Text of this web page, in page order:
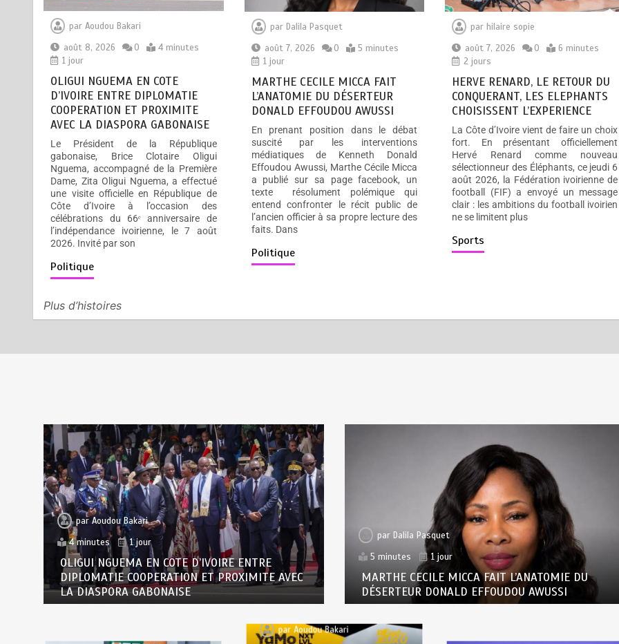
MARTHE CECILE MICCA FAIT
L’ANATOMIE DU DÉSERTEUR
août 7, 2026
1 jour
3
HERVE RENARD, LE RETOUR DU
CONQUERANT, LES ELEPHANTS
CHOISISSENT L’EXPERIENCE
août 7, 2026 0
6 minutes
2 jours
4
EBOLOWA JEUX
UNIVERSITAIRES : SAMUEL
ETO’O ELECTRISE L’OUVERTURE
SPORTIVE
août 6, 2026 0
5 minutes
août 4, 2026 1
10 minutes
5 jours
parAoudou Bakari
août 8, 2026
0
4 minutes
1 jour
OLIGUI NGUEMA EN COTE
D’IVOIRE ENTRE DIPLOMATIE
COOPERATION ET PROXIMITE
AVEC LA DIASPORA GABONAISE
Le Président de la République
gabonaise, Brice Clotaire Oligui
Nguema, accompagné de la Première
Dame, Zita Oligui Nguema, a effectué
une visite officielle en République de
Côte d’Ivoire à l’occasion des
célébrations du 66ᵉ anniversaire de
l’indépendance ivoirienne, le 7 août
2026. Invité par son
Politique
par Dalila Pasquet
août 7, 2026
0
5 minutes
1 jour
MARTHE CECILE MICCA FAIT
L’ANATOMIE DU DÉSERTEUR
DONALD EFFOUDOU AWUSSI
En prenant position dans le débat
suscité par les interventions
médiatiques de Kenneth Donald
Effoudou Awussi, Marthe Cécile Micca
a publié sur sa page facebook, un
texte résolument polémique qui
entend confronter le récit public de
l’ancien officier à sa propre lecture des
faits. Dans
Politique
par hilaire sopie
août 7, 2026
0
6 minutes
2 jours
HERVE RENARD, LE RETOUR DU
CONQUERANT, LES ELEPHANTS
CHOISISSENT L’EXPERIENCE
La Côte d’Ivoire vient de faire un choix
fort. En présentant officiellement
Hervé Renard comme nouveau
sélectionneur des Éléphants, ce jeudi 6
août 2026, la Fédération ivoirienne de
football (FIF) a envoyé un message
clair : les ambitions du football ivoirien
ne se limitent plus
Sports
Plus d’histoires
parAoudou Bakari
4 minutes
1 jour
OLIGUI NGUEMA EN COTE D’IVOIRE ENTRE
DIPLOMATIE COOPERATION ET PROXIMITE AVEC
LA DIASPORA GABONAISE
par Dalila Pasquet
5 minutes
1 jour
MARTHE CECILE MICCA FAIT L’ANATOMIE DU
DÉSERTEUR DONALD EFFOUDOU AWUSSI
par Aoudou Bakari